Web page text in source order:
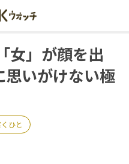
女」が顔を出
思いがけない極
ひと